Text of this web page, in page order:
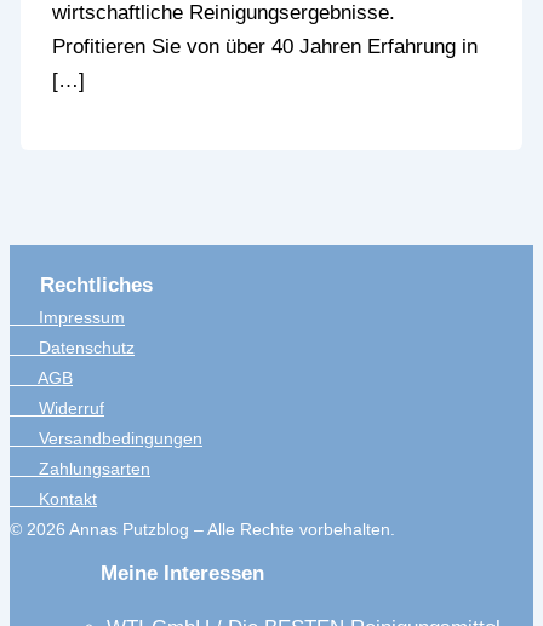
wirtschaftliche Reinigungsergebnisse.
Profitieren Sie von über 40 Jahren Erfahrung in
[…]
Rechtliches
Impressum
Datenschutz
AGB
Widerruf
Versandbedingungen
Zahlungsarten
Kontakt
© 2026 Annas Putzblog – Alle Rechte vorbehalten.
Meine Interessen